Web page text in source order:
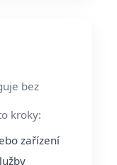
bez
kroky:
zařízení